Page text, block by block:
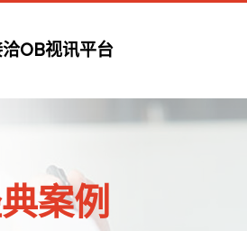
OB视讯平台
案例